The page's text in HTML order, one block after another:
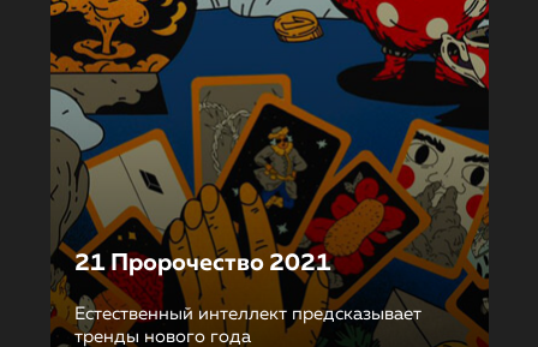
21 Пророчество 2021
Естественный интеллект предсказывает
тренды нового года